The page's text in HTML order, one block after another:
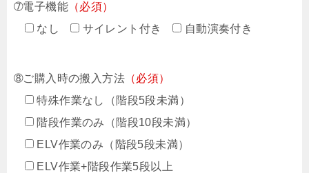
➆電子機能 （必須）
なし
サイレント付き 自動演奏付き
➇ご購入時の搬入方法 （必須）
特殊作業なし（階段5段未満）
階段作業のみ（階段10段未満）
ELV作業のみ（階段5段未満）
ELV作業+階段作業5段以上